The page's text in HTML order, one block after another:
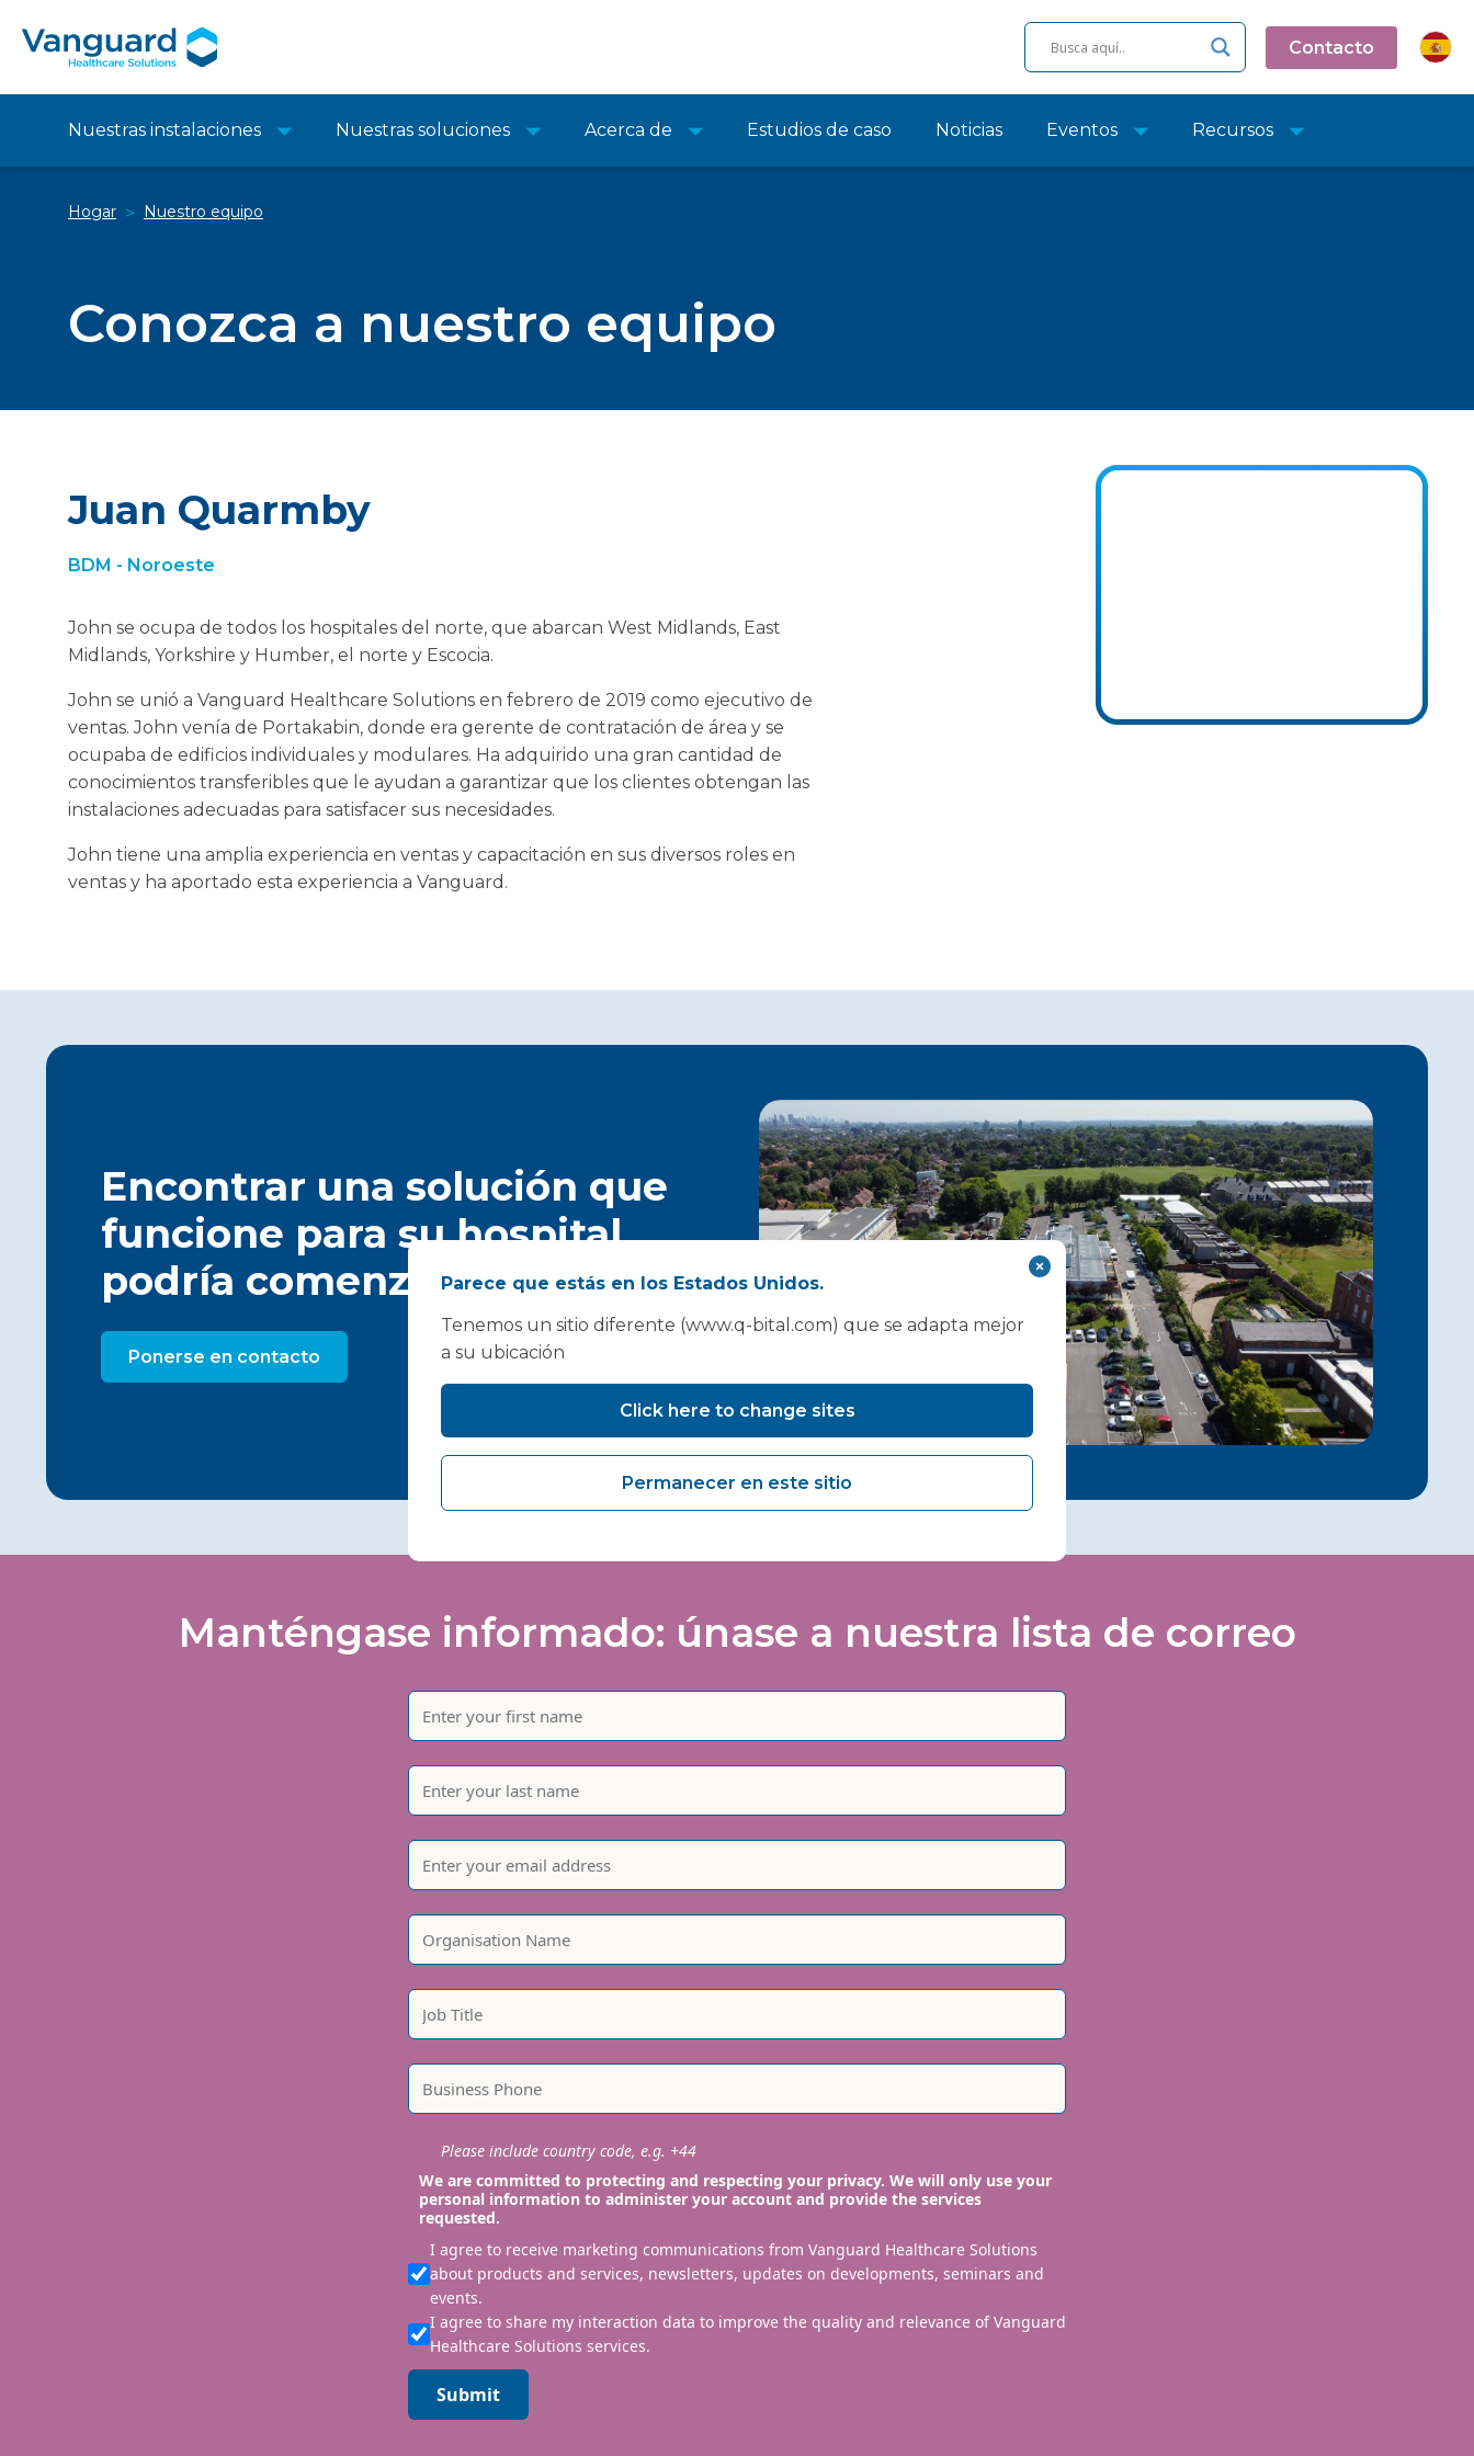
Contacto
Nuestras instalaciones Nuestras soluciones Acerca de Estudios de caso Noticias Eventos Recursos
Hogar > Nuestro equipo
Conozca a nuestro equipo
Juan Quarmby
BDM - Noroeste
John se ocupa de todos los hospitales del norte, que abarcan West Midlands, East
Midlands, Yorkshire y Humber, el norte y Escocia.
John se unió a Vanguard Healthcare Solutions en febrero de 2019 como ejecutivo de
ventas. John venía de Portakabin, donde era gerente de contratación de área y se
ocupaba de edificios individuales y modulares. Ha adquirido una gran cantidad de
conocimientos transferibles que le ayudan a garantizar que los clientes obtengan las
instalaciones adecuadas para satisfacer sus necesidades.
John tiene una amplia experiencia en ventas y capacitación en sus diversos roles en
ventas y ha aportado esta experiencia a Vanguard.
Encontrar una solución que
funcione para su hospital
podría comenzar aquí...
Ponerse en contacto
Manténgase informado: únase a nuestra lista de correo
Please include country code, e.g. +44
We are committed to protecting and respecting your privacy. We will only use your
personal information to administer your account and provide the services
requested.
I agree to receive marketing communications from Vanguard Healthcare Solutions
about products and services, newsletters, updates on developments, seminars and
events.
I agree to share my interaction data to improve the quality and relevance of Vanguard
Healthcare Solutions services.
Submit
Parece que estás en los Estados Unidos.
Tenemos un sitio diferente (www.q-bital.com) que se adapta mejor
a su ubicación
Click here to change sites
Permanecer en este sitio